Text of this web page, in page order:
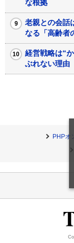
な根拠
老親との会話
なる「高齢者
経営戦略は“
ぶれない理由
PHPオ